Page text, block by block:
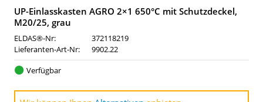
UP-Einlasskasten AGRO 2×1 650°C mit Schutzdeckel,
M20/25, grau
ELDAS®-Nr:
372118219
Lieferanten-Art-Nr:
9902.22
Verfügbar